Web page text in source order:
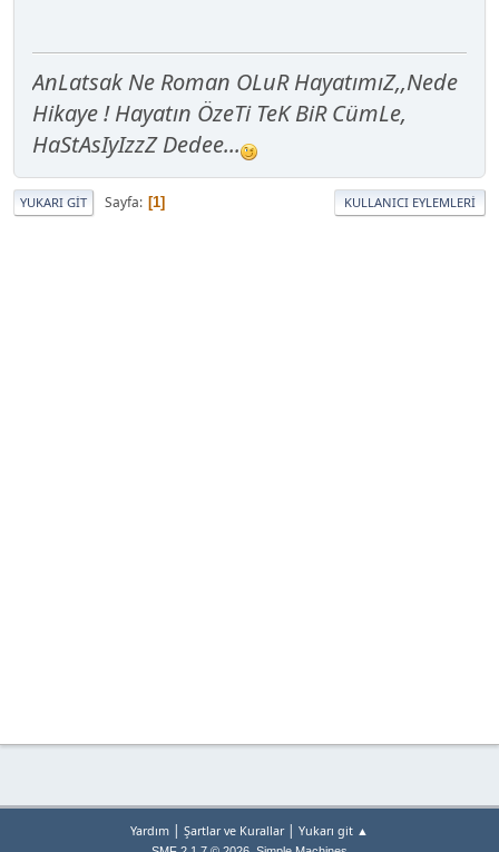
AnLatsak Ne Roman OLuR HayatımıZ,,Nede
Hikaye ! Hayatın ÖzeTi TeK BiR CümLe,
HaStAsIyIzzZ Dedee...
YUKARI GIT Sayfa 1 KULLANICI EYLEMLERI
Yardım | Şartlar ve Kurallar| Yukarı git ▲